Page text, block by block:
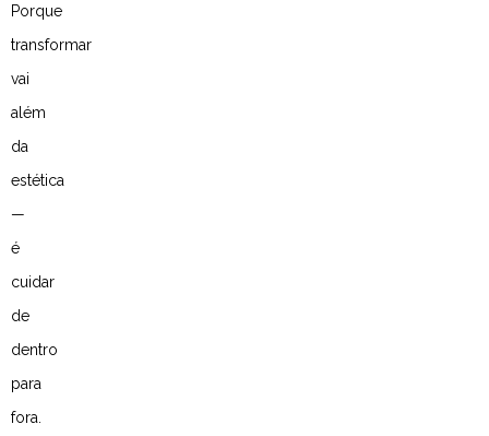
Porque
transformar
vai
além
da
estética
—
é
cuidar
de
dentro
para
fora.